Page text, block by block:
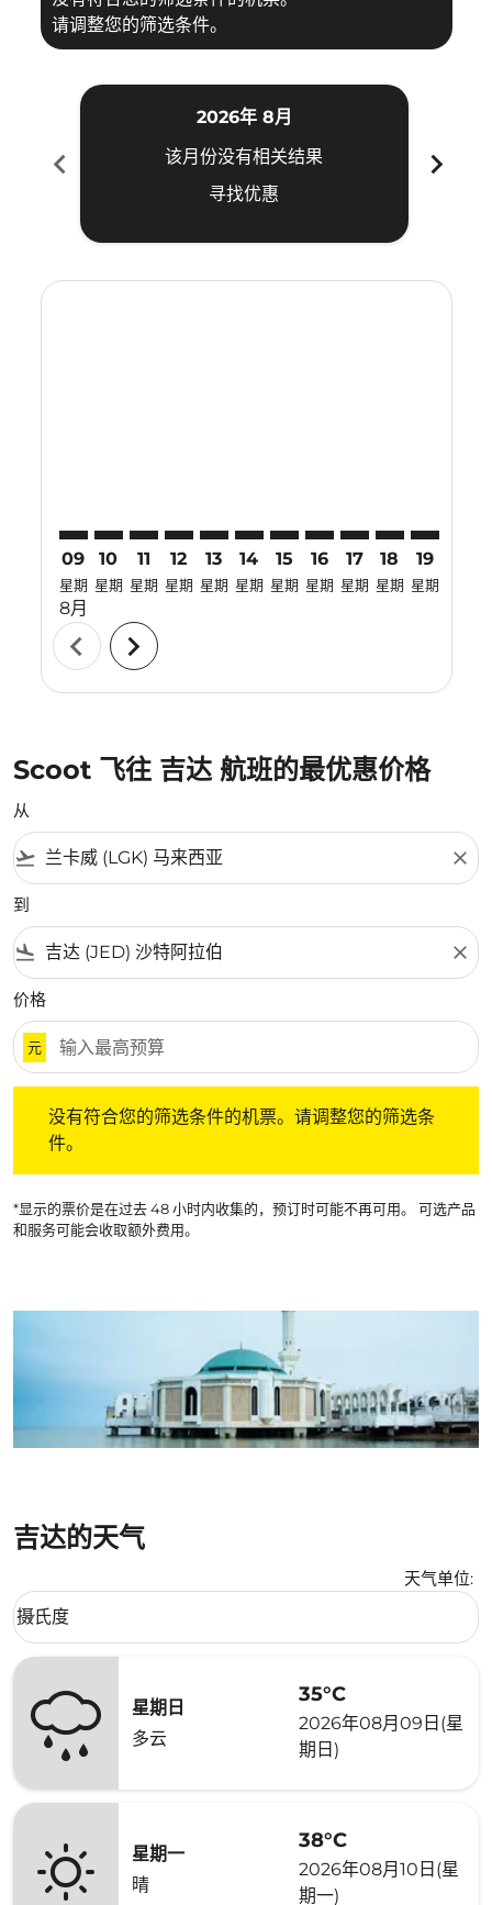
请调整您的筛选条件。
chevron_left
2026年 8月
该月份没有相关结果
寻找优惠
chevron_right
09
星期
8月
10
星期
11
星期
12
星期
13
星期
14
星期
15
星期
16
星期
17
星期
18
星期
19
星期
chevron_left chevron_right
Scoot 飞往 吉达 航班的最优惠价格
从
flight_takeoff close
到
flight_land close
价格
元
没有符合您的筛选条件的机票。请调整您的筛选条
件。
*显示的票价是在过去 48 小时内收集的，预订时可能不再可用。 可选产品
和服务可能会收取额外费用。
吉达的天气
天气单位:
Weather unit option 摄氏度 Selected
摄氏度
keyboard_arrow_down
星期日
多云
35°C
2026年08月09日(星
期日)
星期一
晴
38°C
2026年08月10日(星
期一)